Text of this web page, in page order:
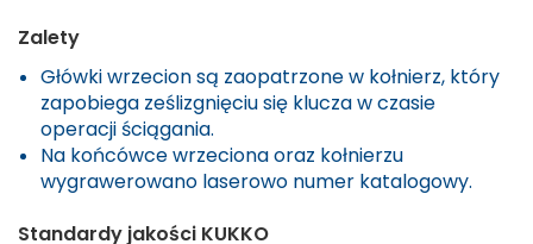
Zalety
Główki wrzecion są zaopatrzone w kołnierz, który
zapobiega ześlizgnięciu się klucza w czasie
operacji ściągania.
Na końcówce wrzeciona oraz kołnierzu
wygrawerowano laserowo numer katalogowy.
Standardy jakości KUKKO